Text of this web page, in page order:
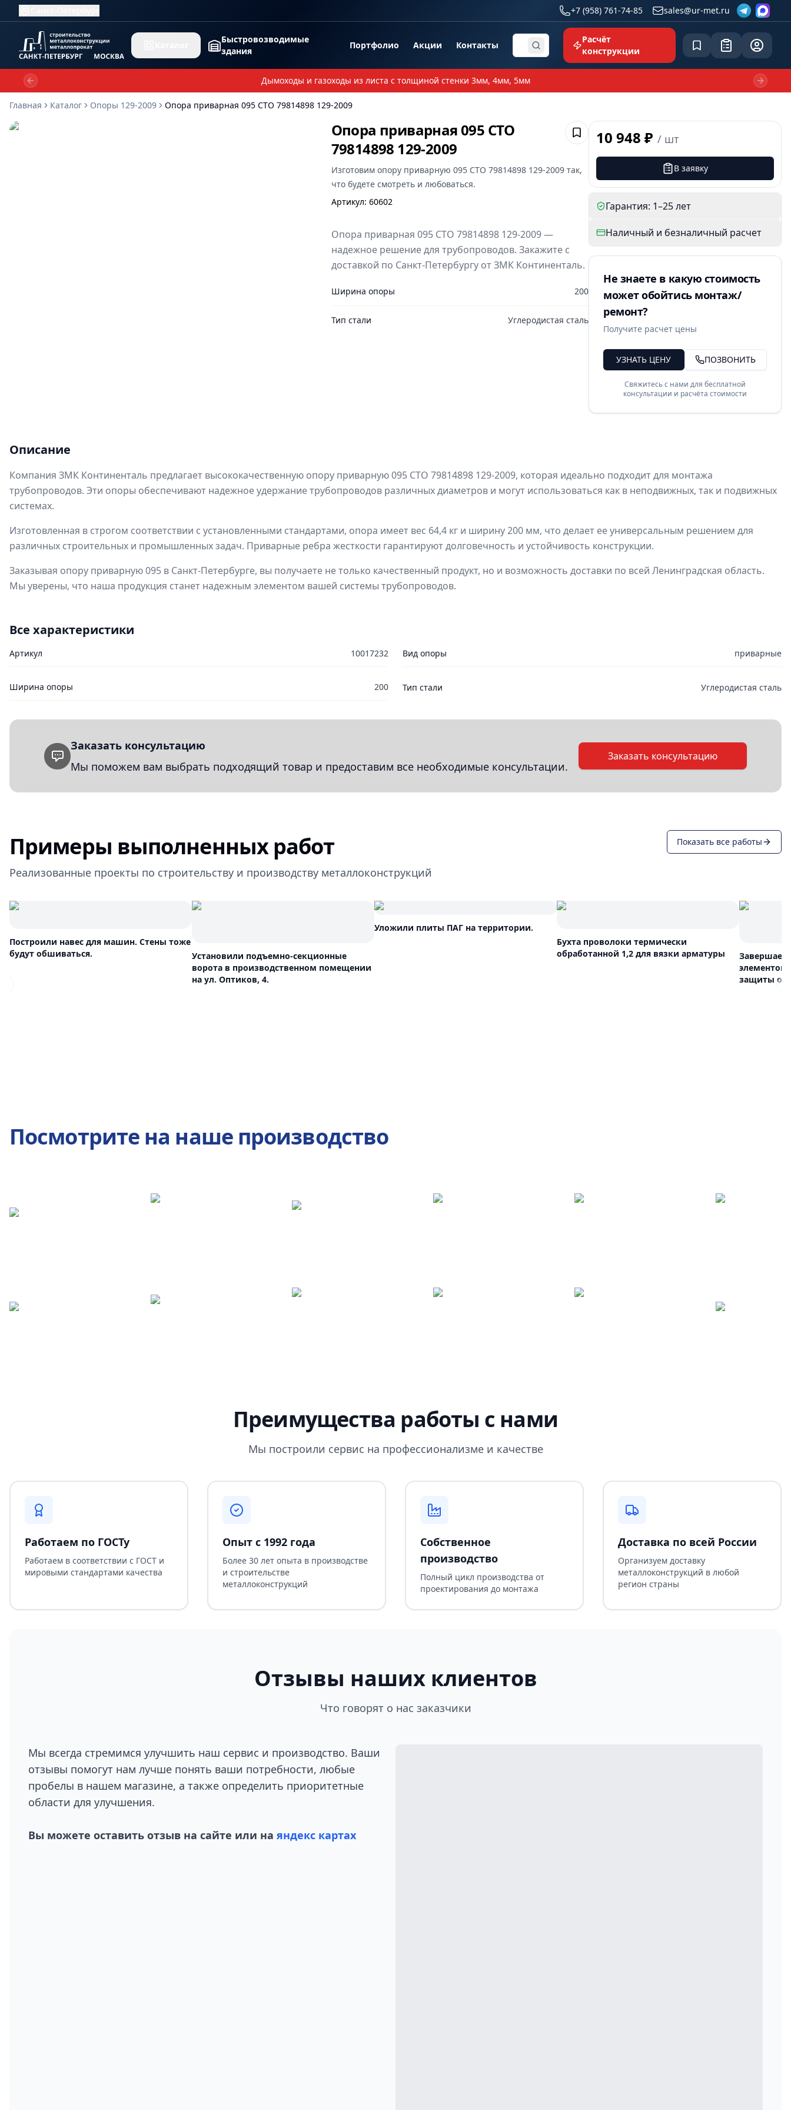
+7 (958) 761-74-85 sales@ur-met.ru
Быстровозводимые
здания
Портфолио Акции Контакты
Расчёт
конструкции
Сохранённое
Заявка
Дымоходы и газоходы из листа с толщиной стенки 3мм, 4мм, 5мм
Previous slide
Next
Главная
Каталог Опоры 129-2009 Опора приварная 095 СТО 79814898 129-2009
Опора приварная 095 СТО
79814898 129-2009
Сохранить
Изготовим опору приварную 095 СТО 79814898 129-2009так,
что будете смотреть и любоваться.
Артикул: 60602
Опора приварная 095 СТО 79814898 129-2009 —
надежное решение для трубопроводов. Закажите с
доставкой по Санкт-Петербургу от ЗМК Континенталь.
Ширина опоры 200
Тип стали Углеродистая сталь
10 948 ₽ / шт
В заявку
Гарантия: 1–25 лет
Наличный и безналичный расчет
Не знаете в какую стоимость
может обойтись монтаж/
ремонт?
Получите расчет цены
УЗНАТЬ ЦЕНУ ПОЗВОНИТЬ
Свяжитесь с нами для бесплатной
консультации и расчёта стоимости
Описание
Компания ЗМК Континенталь предлагает высококачественную опору приварную 095 СТО 79814898 129-2009, которая идеально подходит для монтажа
трубопроводов. Эти опоры обеспечивают надежное удержание трубопроводов различных диаметров и могут использоваться как в неподвижных, так и подвижных
системах.
Изготовленная в строгом соответствии с установленными стандартами, опора имеет вес 64,4 кг и ширину 200 мм, что делает ее универсальным решением для
различных строительных и промышленных задач. Приварные ребра жесткости гарантируют долговечность и устойчивость конструкции.
Заказывая опору приварную 095 в Санкт-Петербурге, вы получаете не только качественный продукт, но и возможность доставки по всей Ленинградская область.
Мы уверены, что наша продукция станет надежным элементом вашей системы трубопроводов.
Все характеристики
Артикул 10017232 Вид опоры приварные
Ширина опоры 200 Тип стали Углеродистая сталь
Заказать консультацию
Мы поможем вам выбрать подходящий товар и предоставим все необходимые консультации.
Заказать консультацию
Примеры выполненных работ
Реализованные проекты по строительству и производству металлоконструкций
Показать все работы
Построили навес для машин. Стены тоже
будут обшиваться.
Установили подъемно-секционные
ворота в производственном помещении
на ул. Оптиков, 4.
Уложили плиты ПАГ на территории.
Бухта проволоки термически
обработанной 1,2 для вязки арматуры
Завершаем
элементов
защиты от
Посмотрите на наше производство
Преимущества работы с нами
Мы построили сервис на профессионализме и качестве
Работаем по ГОСТу
Работаем в соответствии с ГОСТ и
мировыми стандартами качества
Опыт с 1992 года
Более 30 лет опыта в производстве
и строительстве
металлоконструкций
Собственное
производство
Полный цикл производства от
проектирования до монтажа
Доставка по всей России
Организуем доставку
металлоконструкций в любой
регион страны
Отзывы наших клиентов
Что говорят о нас заказчики
Мы всегда стремимся улучшить наш сервис и производство. Ваши
отзывы помогут нам лучше понять ваши потребности, любые
пробелы в нашем магазине, а также определить приоритетные
области для улучшения.
Вы можете оставить отзыв на сайте или на яндекс картах